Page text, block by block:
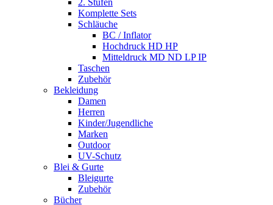
2. Stufen
Komplette Sets
Schläuche
BC / Inflator
Hochdruck HD HP
Mitteldruck MD ND LP IP
Taschen
Zubehör
Bekleidung
Damen
Herren
Kinder/Jugendliche
Marken
Outdoor
UV-Schutz
Blei & Gurte
Bleigurte
Zubehör
Bücher